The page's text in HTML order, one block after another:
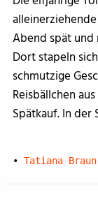
Abend spät und
Dort stapeln
schmutzige
Reisbällchen
Spätkauf. In der
• Tatiana Braun